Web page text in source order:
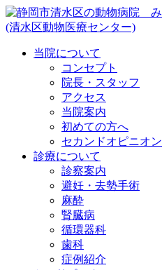
当院について
コンセプト
院長・スタッフ
アクセス
当院案内
初めての方へ
セカンドオピニオン
診療について
診察案内
避妊・去勢手術
麻酔
腎臓病
循環器科
歯科
症例紹介